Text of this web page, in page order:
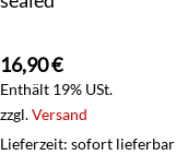
16,90€
Enthält 19% USt.
zzgl.Versand
Lieferzeit: sofort lieferbar